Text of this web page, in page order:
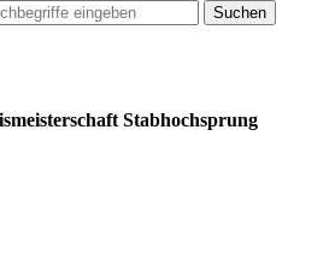
Suchen
Stabhochsprung